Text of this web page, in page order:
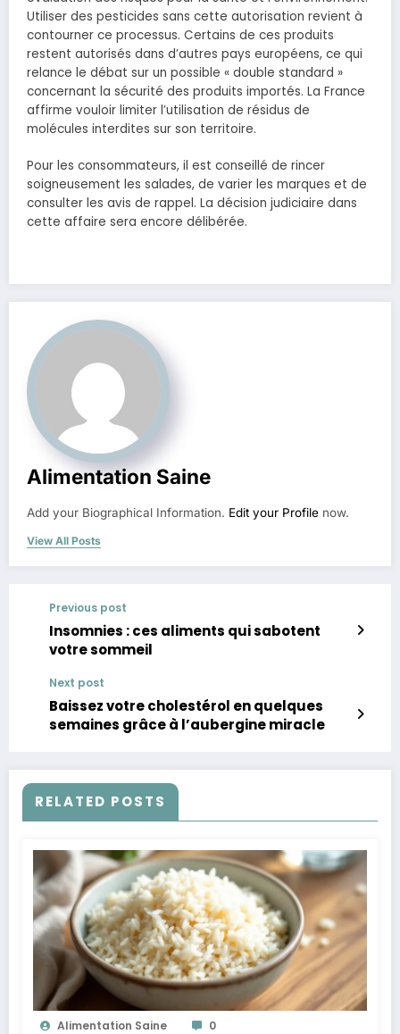
Utiliser des pesticides sans cette autorisation revient à
contourner ce processus. Certains de ces produits
restent autorisés dans d’autres pays européens, ce qui
relance le débat sur un possible « double standard »
concernant la sécurité des produits importés. La France
affirme vouloir limiter l’utilisation de résidus de
molécules interdites sur son territoire.
Pour les consommateurs, il est conseillé de rincer
soigneusement les salades, de varier les marques et de
consulter les avis de rappel. La décision judiciaire dans
cette affaire sera encore délibérée.
Alimentation Saine
Add your Biographical Information. Edit your Profile now.
View All Posts
Previous post
Insomnies : ces aliments qui sabotent
votre sommeil
Next post
Baissez votre cholestérol en quelques
semaines grâce à l’aubergine miracle
RELATED POSTS
Alimentation Saine 0